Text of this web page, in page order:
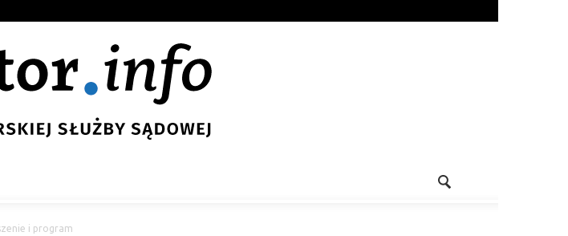
i program